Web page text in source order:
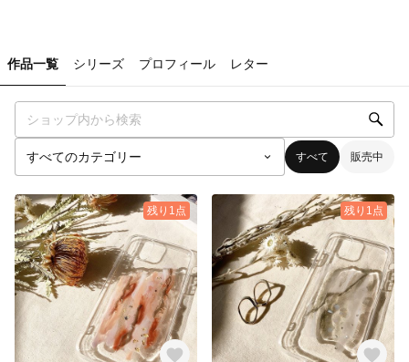
作品一覧 シリーズ プロフィール レター
すべて 販売中
残り1点 残り1点